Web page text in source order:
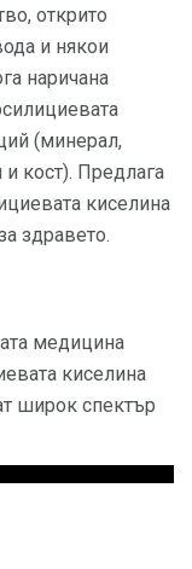
открито
и някои
наричана
(минерал,
кост). Предлага
киселина
здравето.
медицина
киселина
широк спектър